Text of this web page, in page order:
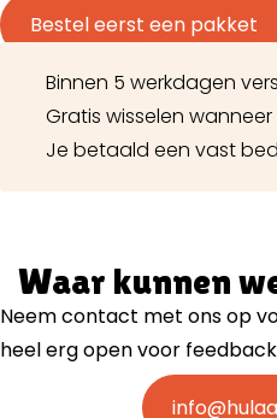
Bestel eerst een pakket
Binnen 5 werkdagen
Gratis wisselen
Je betaald een vast
Waar kunnen
Neem contact met ons op
heel erg open voor